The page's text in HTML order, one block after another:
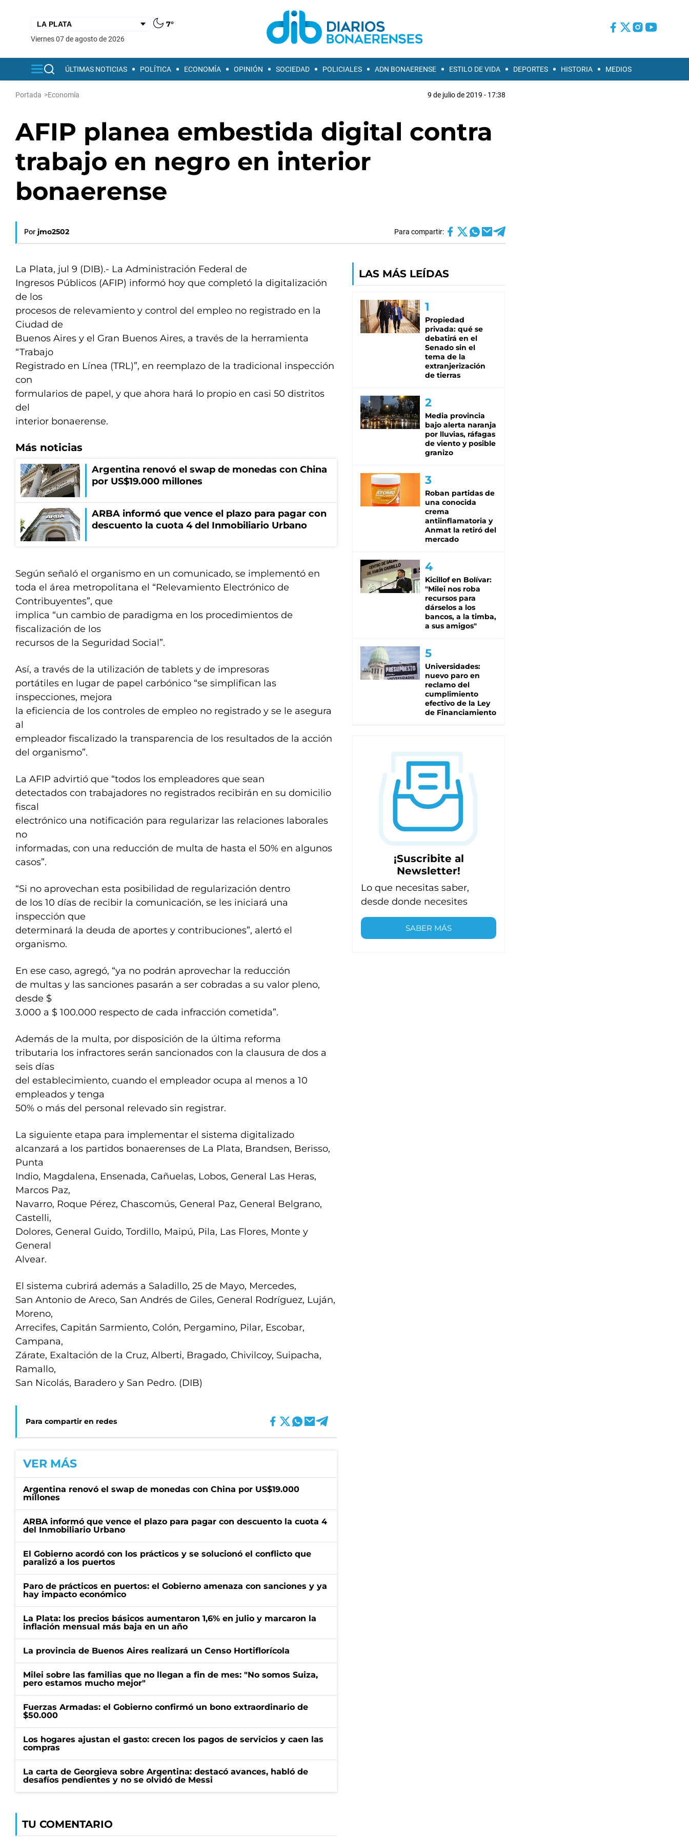
7°
viernes 07 de agosto de 2026
ÚLTIMAS NOTICIAS POLÍTICA ECONOMÍA OPINIÓN SOCIEDAD POLICIALES ADN BONAERENSE ESTILO DE VIDA DEPORTES HISTORIA MEDIOS
Portada >Economía 9 de julio de 2019 - 17:38
AFIP planea embestida digital contra
trabajo en negro en interior
bonaerense
Por jmo2502 Para compartir:
La Plata, jul 9 (DIB).- La Administración Federal de
Ingresos Públicos (AFIP) informó hoy que completó la digitalización
de los
procesos de relevamiento y control del empleo no registrado en la
Ciudad de
Buenos Aires y el Gran Buenos Aires, a través de la herramienta
“Trabajo
Registrado en Línea (TRL)”, en reemplazo de la tradicional inspección
con
formularios de papel, y que ahora hará lo propio en casi 50 distritos
del
interior bonaerense.
Más noticias
Argentina renovó el swap de monedas con China
por US$19.000 millones
ARBA informó que vence el plazo para pagar con
descuento la cuota 4 del Inmobiliario Urbano
Según señaló el organismo en un comunicado, se implementó en
toda el área metropolitana el “Relevamiento Electrónico de
Contribuyentes”, que
implica “un cambio de paradigma en los procedimientos de
fiscalización de los
recursos de la Seguridad Social”.
Así, a través de la utilización de tablets y de impresoras
portátiles en lugar de papel carbónico “se simplifican las
inspecciones, mejora
la eficiencia de los controles de empleo no registrado y se le asegura
al
empleador fiscalizado la transparencia de los resultados de la acción
del organismo”.
La AFIP advirtió que “todos los empleadores que sean
detectados con trabajadores no registrados recibirán en su domicilio
fiscal
electrónico una notificación para regularizar las relaciones laborales
no
informadas, con una reducción de multa de hasta el 50% en algunos
casos”.
“Si no aprovechan esta posibilidad de regularización dentro
de los 10 días de recibir la comunicación, se les iniciará una
inspección que
determinará la deuda de aportes y contribuciones”, alertó el
organismo.
En ese caso, agregó, “ya no podrán aprovechar la reducción
de multas y las sanciones pasarán a ser cobradas a su valor pleno,
desde $
3.000 a $ 100.000 respecto de cada infracción cometida”.
Además de la multa, por disposición de la última reforma
tributaria los infractores serán sancionados con la clausura de dos a
seis días
del establecimiento, cuando el empleador ocupa al menos a 10
empleados y tenga
50% o más del personal relevado sin registrar.
La siguiente etapa para implementar el sistema digitalizado
alcanzará a los partidos bonaerenses de La Plata, Brandsen, Berisso,
Punta
Indio, Magdalena, Ensenada, Cañuelas, Lobos, General Las Heras,
Marcos Paz,
Navarro, Roque Pérez, Chascomús, General Paz, General Belgrano,
Castelli,
Dolores, General Guido, Tordillo, Maipú, Pila, Las Flores, Monte y
General
Alvear.
El sistema cubrirá además a Saladillo, 25 de Mayo, Mercedes,
San Antonio de Areco, San Andrés de Giles, General Rodríguez, Luján,
Moreno,
Arrecifes, Capitán Sarmiento, Colón, Pergamino, Pilar, Escobar,
Campana,
Zárate, Exaltación de la Cruz, Alberti, Bragado, Chivilcoy, Suipacha,
Ramallo,
San Nicolás, Baradero y San Pedro. (DIB)
Para compartir en redes
VER MÁS
Argentina renovó el swap de monedas con China por US$19.000
millones
ARBA informó que vence el plazo para pagar con descuento la cuota 4
del Inmobiliario Urbano
El Gobierno acordó con los prácticos y se solucionó el conflicto que
paralizó a los puertos
Paro de prácticos en puertos: el Gobierno amenaza con sanciones y ya
hay impacto económico
La Plata: los precios básicos aumentaron 1,6% en julio y marcaron la
inflación mensual más baja en un año
La provincia de Buenos Aires realizará un Censo Hortiflorícola
Milei sobre las familias que no llegan a fin de mes: "No somos Suiza,
pero estamos mucho mejor"
Fuerzas Armadas: el Gobierno confirmó un bono extraordinario de
$50.000
Los hogares ajustan el gasto: crecen los pagos de servicios y caen las
compras
La carta de Georgieva sobre Argentina: destacó avances, habló de
desafíos pendientes y no se olvidó de Messi
TU COMENTARIO
LAS MÁS LEÍDAS
Propiedad
privada: qué se
debatirá en el
Senado sin el
tema de la
extranjerización
de tierras
Media provincia
bajo alerta naranja
por lluvias, ráfagas
de viento y posible
granizo
Roban partidas de
una conocida
crema
antiinflamatoria y
Anmat la retiró del
mercado
Kicillof en Bolívar:
"Milei nos roba
recursos para
dárselos a los
bancos, a la timba,
a sus amigos"
Universidades:
nuevo paro en
reclamo del
cumplimiento
efectivo de la Ley
de Financiamiento
¡Suscribite al
Newsletter!
Lo que necesitas saber,
desde donde necesites
SABER MÁS